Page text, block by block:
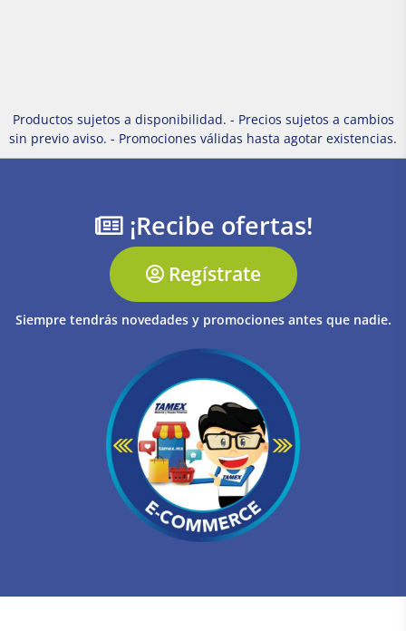
Productos sujetos a disponibilidad. - Precios sujetos a cambios
sin previo aviso. - Promociones válidas hasta agotar existencias.
¡Recibe ofertas!
Regístrate
Siempre tendrás novedades y promociones antes que nadie.